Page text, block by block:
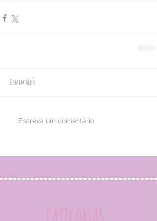
Comentários
Escreva um comentário
CATEGORIAS